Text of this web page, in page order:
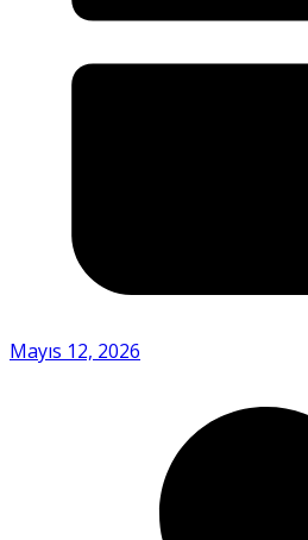
Mayıs 12, 2026